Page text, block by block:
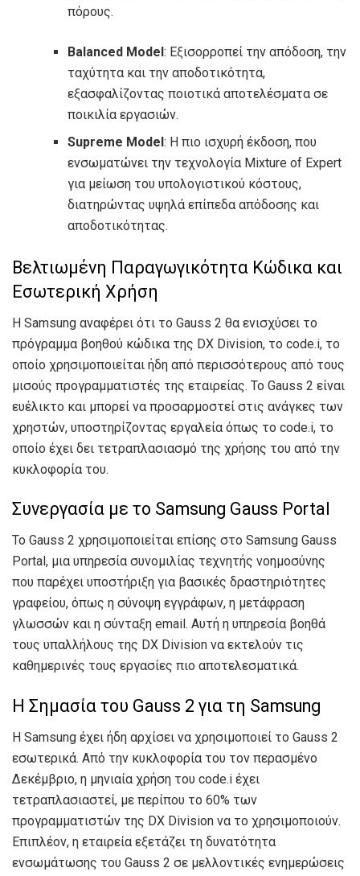
πόρους.
Balanced Model: Εξισορροπεί την απόδοση, την
ταχύτητα και την αποδοτικότητα,
εξασφαλίζοντας ποιοτικά αποτελέσματα σε
ποικιλία εργασιών.
Supreme Model: Η πιο ισχυρή έκδοση, που
ενσωματώνει την τεχνολογία Mixture of Expert
για μείωση του υπολογιστικού κόστους,
διατηρώντας υψηλά επίπεδα απόδοσης και
αποδοτικότητας.
Βελτιωμένη Παραγωγικότητα Κώδικα και
Εσωτερική Χρήση
Η Samsung αναφέρει ότι το Gauss 2 θα ενισχύσει το
πρόγραμμα βοηθού κώδικα της DX Division, το code.i, το
οποίο χρησιμοποιείται ήδη από περισσότερους από τους
μισούς προγραμματιστές της εταιρείας. Το Gauss 2 είναι
ευέλικτο και μπορεί να προσαρμοστεί στις ανάγκες των
χρηστών, υποστηρίζοντας εργαλεία όπως το code.i, το
οποίο έχει δει τετραπλασιασμό της χρήσης του από την
κυκλοφορία του.
Συνεργασία με το Samsung Gauss Portal
Το Gauss 2 χρησιμοποιείται επίσης στο Samsung Gauss
Portal, μια υπηρεσία συνομιλίας τεχνητής νοημοσύνης
που παρέχει υποστήριξη για βασικές δραστηριότητες
γραφείου, όπως η σύνοψη εγγράφων, η μετάφραση
γλωσσών και η σύνταξη email. Αυτή η υπηρεσία βοηθά
τους υπαλλήλους της DX Division να εκτελούν τις
καθημερινές τους εργασίες πιο αποτελεσματικά.
Η Σημασία του Gauss 2 για τη Samsung
Η Samsung έχει ήδη αρχίσει να χρησιμοποιεί το Gauss 2
εσωτερικά. Από την κυκλοφορία του τον περασμένο
Δεκέμβριο, η μηνιαία χρήση του code.i έχει
τετραπλασιαστεί, με περίπου το 60% των
προγραμματιστών της DX Division να το χρησιμοποιούν.
Επιπλέον, η εταιρεία εξετάζει τη δυνατότητα
ενσωμάτωσης του Gauss 2 σε μελλοντικές ενημερώσεις